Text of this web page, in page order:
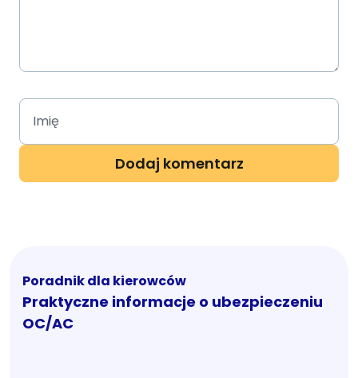
Poradnik dla kierowców
Praktyczne informacje o ubezpieczeniu
OC/AC